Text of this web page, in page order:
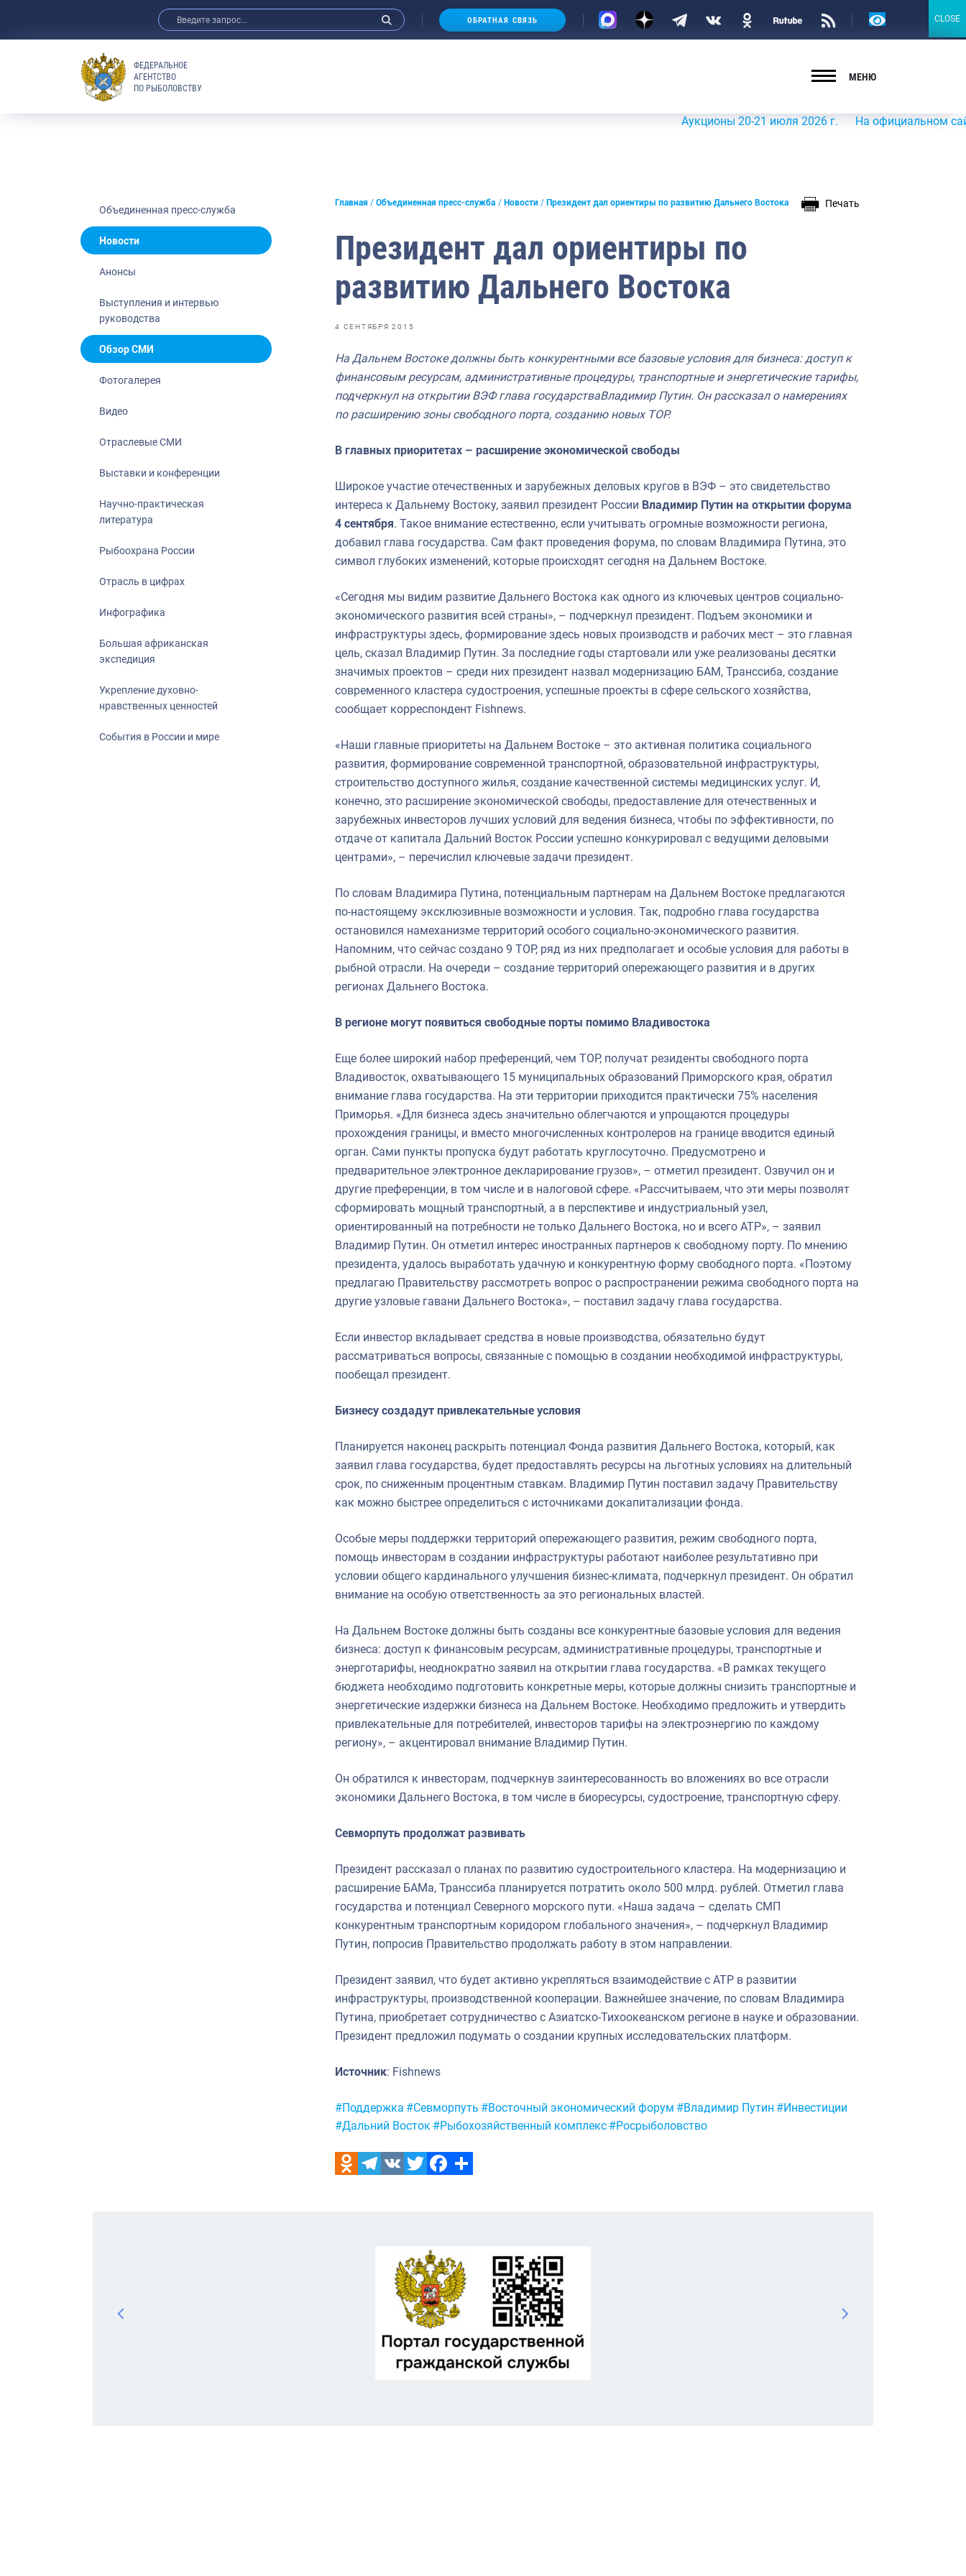
Анонсы
Отраслевые СМИ
Выставки и конференции
Рыбоохрана России
Отрасль в цифрах
Инфографика
Укрепление духовно-нравственных
ОБРАТНАЯ СВЯЗЬ
Версия
ФЕДЕРАЛЬНОЕ
АГЕНТСТВО
ПО РЫБОЛОВСТВУ
МЕНЮ
Аукционы 20-21 июля 2026 г. На официальном сайте
Объединенная пресс-служба
Новости
Анонсы
Выступления и интервью
руководства
Обзор СМИ
Фотогалерея
Видео
Отраслевые СМИ
Выставки и конференции
Научно-практическая
литература
Рыбоохрана России
Отрасль в цифрах
Инфографика
Большая африканская
экспедиция
Укрепление духовно-
нравственных ценностей
События в России и мире
Главная Объединенная пресс-служба Новости Президент дал ориентиры по развитию Дальнего Востока Печать
Президент дал ориентиры по
развитию Дальнего Востока
4 СЕНТЯБРЯ 2015
На Дальнем Востоке должны быть конкурентными все базовые условия для бизнеса: доступ к
финансовым ресурсам, административные процедуры, транспортные и энергетические тарифы,
подчеркнул на открытии ВЭФ глава государстваВладимир Путин. Он рассказал о намерениях
по расширению зоны свободного порта, созданию новых ТОР.
В главных приоритетах – расширение экономической свободы
Широкое участие отечественных и зарубежных деловых кругов в ВЭФ – это свидетельство
интереса к Дальнему Востоку, заявил президент России Владимир Путин на открытии форума
4 сентября. Такое внимание естественно, если учитывать огромные возможности региона,
добавил глава государства. Сам факт проведения форума, по словам Владимира Путина, это
символ глубоких изменений, которые происходят сегодня на Дальнем Востоке.
«Сегодня мы видим развитие Дальнего Востока как одного из ключевых центров социально-
экономического развития всей страны», – подчеркнул президент. Подъем экономики и
инфраструктуры здесь, формирование здесь новых производств и рабочих мест – это главная
цель, сказал Владимир Путин. За последние годы стартовали или уже реализованы десятки
значимых проектов – среди них президент назвал модернизацию БАМ, Транссиба, создание
современного кластера судостроения, успешные проекты в сфере сельского хозяйства,
сообщает корреспондент Fishnews.
«Наши главные приоритеты на Дальнем Востоке – это активная политика социального
развития, формирование современной транспортной, образовательной инфраструктуры,
строительство доступного жилья, создание качественной системы медицинских услуг. И,
конечно, это расширение экономической свободы, предоставление для отечественных и
зарубежных инвесторов лучших условий для ведения бизнеса, чтобы по эффективности, по
отдаче от капитала Дальний Восток России успешно конкурировал с ведущими деловыми
центрами», – перечислил ключевые задачи президент.
По словам Владимира Путина, потенциальным партнерам на Дальнем Востоке предлагаются
по-настоящему эксклюзивные возможности и условия. Так, подробно глава государства
остановился намеханизме территорий особого социально-экономического развития.
Напомним, что сейчас создано 9 ТОР, ряд из них предполагает и особые условия для работы в
рыбной отрасли. На очереди – создание территорий опережающего развития и в других
регионах Дальнего Востока.
В регионе могут появиться свободные порты помимо Владивостока
Еще более широкий набор преференций, чем ТОР, получат резиденты свободного порта
Владивосток, охватывающего 15 муниципальных образований Приморского края, обратил
внимание глава государства. На эти территории приходится практически 75% населения
Приморья. «Для бизнеса здесь значительно облегчаются и упрощаются процедуры
прохождения границы, и вместо многочисленных контролеров на границе вводится единый
орган. Сами пункты пропуска будут работать круглосуточно. Предусмотрено и
предварительное электронное декларирование грузов», – отметил президент. Озвучил он и
другие преференции, в том числе и в налоговой сфере. «Рассчитываем, что эти меры позволят
сформировать мощный транспортный, а в перспективе и индустриальный узел,
ориентированный на потребности не только Дальнего Востока, но и всего АТР», – заявил
Владимир Путин. Он отметил интерес иностранных партнеров к свободному порту. По мнению
президента, удалось выработать удачную и конкурентную форму свободного порта. «Поэтому
предлагаю Правительству рассмотреть вопрос о распространении режима свободного порта на
другие узловые гавани Дальнего Востока», – поставил задачу глава государства.
Если инвестор вкладывает средства в новые производства, обязательно будут
рассматриваться вопросы, связанные с помощью в создании необходимой инфраструктуры,
пообещал президент.
Бизнесу создадут привлекательные условия
Планируется наконец раскрыть потенциал Фонда развития Дальнего Востока, который, как
заявил глава государства, будет предоставлять ресурсы на льготных условиях на длительный
срок, по сниженным процентным ставкам. Владимир Путин поставил задачу Правительству
как можно быстрее определиться с источниками докапитализации фонда.
Особые меры поддержки территорий опережающего развития, режим свободного порта,
помощь инвесторам в создании инфраструктуры работают наиболее результативно при
условии общего кардинального улучшения бизнес-климата, подчеркнул президент. Он обратил
внимание на особую ответственность за это региональных властей.
На Дальнем Востоке должны быть созданы все конкурентные базовые условия для ведения
бизнеса: доступ к финансовым ресурсам, административные процедуры, транспортные и
энерготарифы, неоднократно заявил на открытии глава государства. «В рамках текущего
бюджета необходимо подготовить конкретные меры, которые должны снизить транспортные и
энергетические издержки бизнеса на Дальнем Востоке. Необходимо предложить и утвердить
привлекательные для потребителей, инвесторов тарифы на электроэнергию по каждому
региону», – акцентировал внимание Владимир Путин.
Он обратился к инвесторам, подчеркнув заинтересованность во вложениях во все отрасли
экономики Дальнего Востока, в том числе в биоресурсы, судостроение, транспортную сферу.
Севморпуть продолжат развивать
Президент рассказал о планах по развитию судостроительного кластера. На модернизацию и
расширение БАМа, Транссиба планируется потратить около 500 млрд. рублей. Отметил глава
государства и потенциал Северного морского пути. «Наша задача – сделать СМП
конкурентным транспортным коридором глобального значения», – подчеркнул Владимир
Путин, попросив Правительство продолжать работу в этом направлении.
Президент заявил, что будет активно укрепляться взаимодействие с АТР в развитии
инфраструктуры, производственной кооперации. Важнейшее значение, по словам Владимира
Путина, приобретает сотрудничество с Азиатско-Тихоокеанском регионе в науке и образовании.
Президент предложил подумать о создании крупных исследовательских платформ.
Источник: Fishnews
Метки:
#Поддержка #Севморпуть #Восточный экономический форум #Владимир Путин #Инвестиции
#Дальний Восток #Рыбохозяйственный комплекс #Росрыболовство
CLOSE
CLOSE